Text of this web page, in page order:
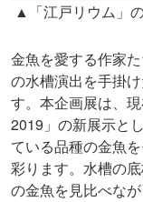
▲「江戸リウム」
金魚を愛する作家
の水槽演出を手掛
す。本企画展は、
2019」の新展示と
ている品種の金魚
彩ります。水槽の
の金魚を見比べな